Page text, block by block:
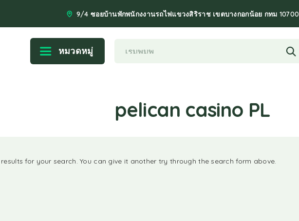
9/4 ซอยบ้านพักพนักงงานรถไฟแขวงสิริราช เขตบางกอกน้อย กทม 10700
หมวดหมู่
pelican casino PL
for your search. You can give it another try through the search form above.